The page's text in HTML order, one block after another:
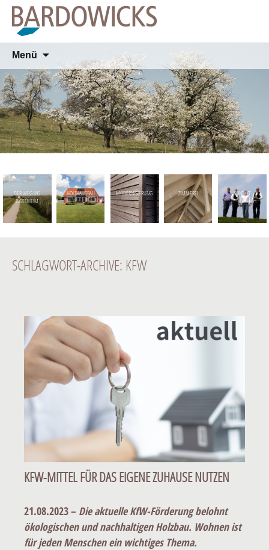
Menü
zum
Inhalt
DER WEG INS
EIGENHEIM
HOLZHAUSBAU MODERNISIERUNG ZIMMEREI KONTAKT
SCHLAGWORT-ARCHIVE: KFW
KFW-MITTEL FÜR DAS EIGENE ZUHAUSE NUTZEN
21.08.2023 – Die aktuelle KfW-Förderung belohnt
ökologischen und nachhaltigen Holzbau. Wohnen ist
für jeden Menschen ein wichtiges Thema.